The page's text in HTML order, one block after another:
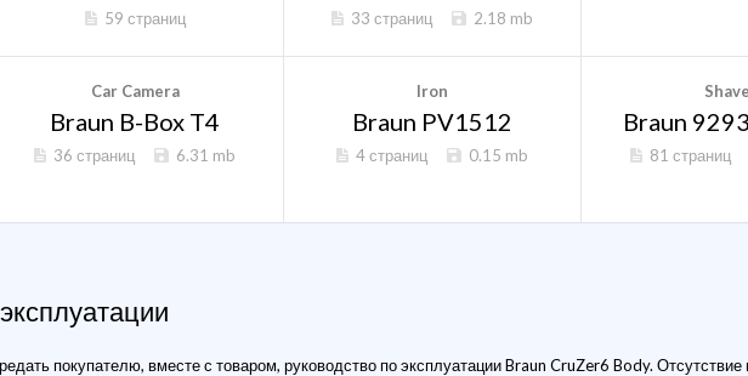
59 страниц 33 страниц 2.18 mb
Car Camera
Braun B-Box T4
36 страниц 6.31 mb
Iron
Braun PV1512
4 страниц 0.15 mb
Braun
81 страниц
покупателю, вместе с товаром, руководство по эксплуатации Braun CruZer6 Body. Отсутствие